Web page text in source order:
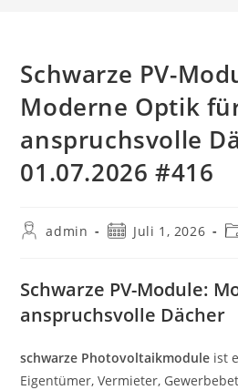
Schwarze PV-
Moderne Optik
anspruchsvolle
01.07.2026 #416
Beitrags-
admin
BeitragJuli 1, 2026
Schwarze PV-Module:
anspruchsvolle Dächer
schwarze Photovoltaikmodule ist
Eigentümer, Vermieter,